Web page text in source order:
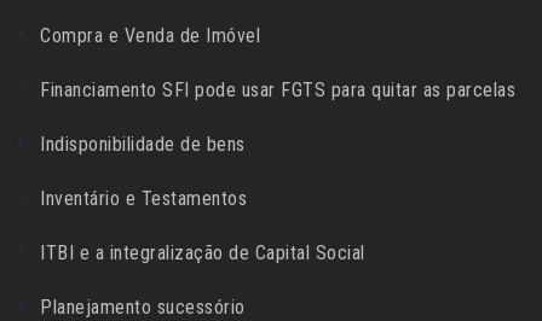
Compra e Venda de Imóvel
Financiamento SFI pode usar FGTS para quitar as parcelas
Indisponibilidade de bens
Inventário e Testamentos
ITBI e a integralização de Capital Social
Planejamento sucessório